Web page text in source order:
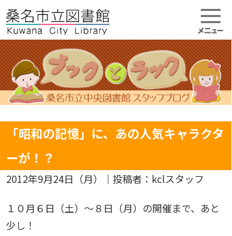
「昭和の記憶」に、あの人気キャラクタ
ーが！？
2012年9月24日（月）
｜投稿者：kclスタッフ
１０月６日（土）～８日（月）の開催まで、あと
少し！